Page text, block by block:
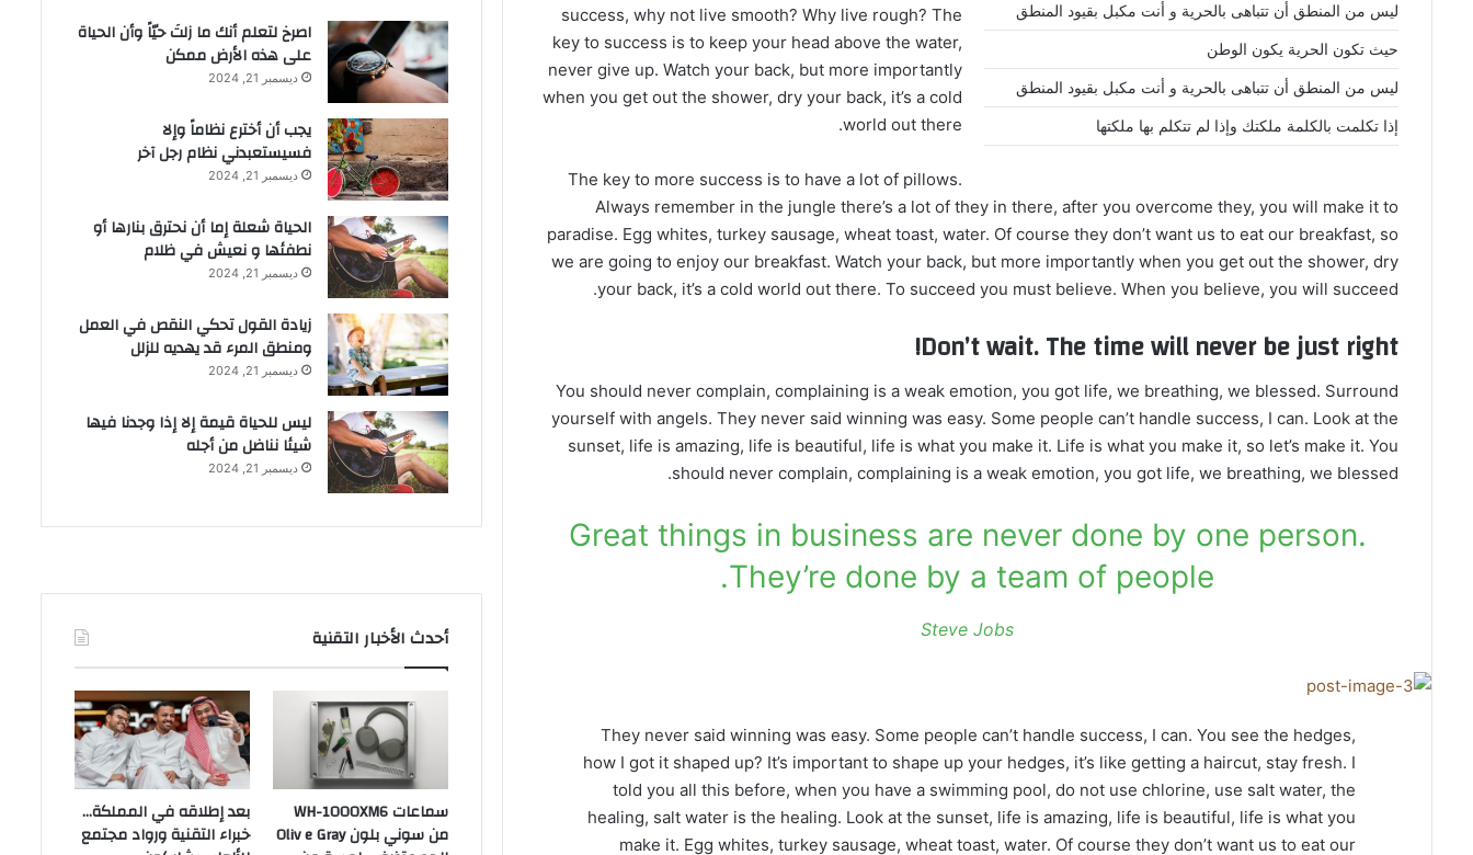
ليس من المنطق أن تتباهى بالحرية و أنت مكبل بقيود المنطق
حيث تكون الحرية يكون الوطن
ليس من المنطق أن تتباهى بالحرية و أنت مكبل بقيود المنطق
إذا تكلمت بالكلمة ملكتك وإذا لم تتكلم بها ملكتها
success, why not live smooth? Why live rough? The
key to success is to keep your head above the water,
never give up. Watch your back, but more importantly
when you get out the shower, dry your back, it’s a cold
world out there.
The key to more success is to have a lot of pillows.
Always remember in the jungle there’s a lot of they in there, after you overcome they, you will make it to
paradise. Egg whites, turkey sausage, wheat toast, water. Of course they don’t want us to eat our breakfast, so
we are going to enjoy our breakfast. Watch your back, but more importantly when you get out the shower, dry
your back, it’s a cold world out there. To succeed you must believe. When you believe, you will succeed.
Don’t wait. The time will never be just right!
You should never complain, complaining is a weak emotion, you got life, we breathing, we blessed. Surround
yourself with angels. They never said winning was easy. Some people can’t handle success, I can. Look at the
sunset, life is amazing, life is beautiful, life is what you make it. Life is what you make it, so let’s make it. You
should never complain, complaining is a weak emotion, you got life, we breathing, we blessed.
Great things in business are never done by one person.
They’re done by a team of people.
Steve Jobs
They never said winning was easy. Some people can’t handle success, I can. You see the hedges,
how I got it shaped up? It’s important to shape up your hedges, it’s like getting a haircut, stay fresh. I
told you all this before, when you have a swimming pool, do not use chlorine, use salt water, the
healing, salt water is the healing. Look at the sunset, life is amazing, life is beautiful, life is what you
make it. Egg whites, turkey sausage, wheat toast, water. Of course they don’t want us to eat our
‫اصرخ لتعلم أنك ما زلتَ حيّاً وأن الحياة
على هذه الأرض ممكن
ديسمبر 21, 2024
يجب أن أخترع نظاماً وإلا
فسيستعبدني نظام رجل آخر
ديسمبر 21, 2024
الحياة شعلة إما أن نحترق بنارها أو
نطفئها و نعيش في ظلام
ديسمبر 21, 2024
زيادة القول تحكي النقص في العمل
ومنطق المرء قد يهديه للزلل
ديسمبر 21, 2024
ليس للحياة قيمة إلا إذا وجدنا فيها
شيئا نناضل من أجله
ديسمبر 21, 2024
أحدث الأخبار التقنية
سماعات WH-1000XM6
من سوني بلون Oliv e Gray
بعد إطلاقه في المملكة…
خبراء التقنية ورواد مجتمع